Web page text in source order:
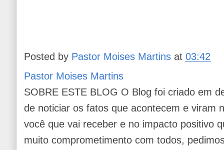
Posted by Pastor Moises Martins at03:42
Pastor Moises Martins
SOBRE ESTE BLOG O Blog foi criado em
de noticiar os fatos que acontecem e viram
você que vai receber e no impacto positivo
muito comprometimento com todos,